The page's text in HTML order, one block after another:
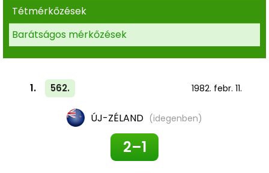
Tétmérkőzések
Barátságos mérkőzések
1. 562. 1982. febr. 11.
ÚJ-ZÉLAND (idegenben)
2–1